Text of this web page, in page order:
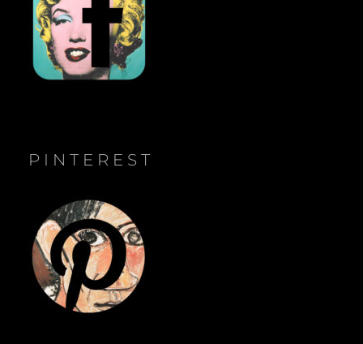
PINTEREST